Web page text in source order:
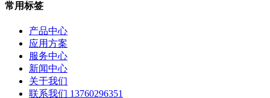
常用标签
产品中心
应用方案
服务中心
新闻中心
关于我们
联系我们 13760296351